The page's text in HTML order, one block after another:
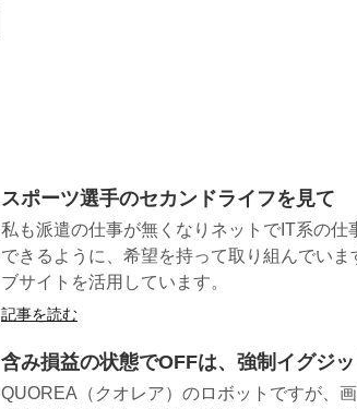
スポーツ選手のセカンドライフを見て
私も派遣の仕事が無くなりネットでIT系の
できるように、希望を持って取り組んでい
ブサイトを活用しています。
記事を読む
含み損益の状態でOFFは、強制イグジッ
QUOREA（クオレア）のロボットですが、